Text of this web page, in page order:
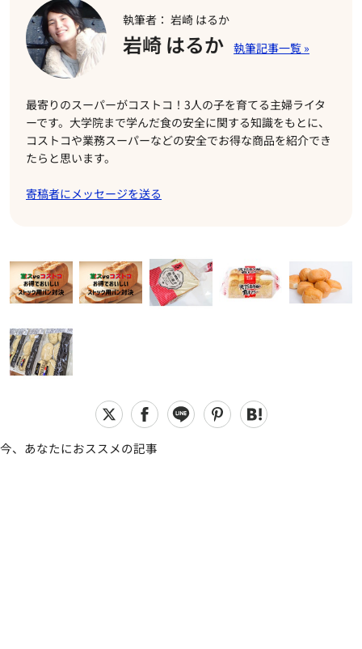
執筆者： 岩崎 はるか
岩崎 はるか
最寄りのスーパーがコストコ！3人の子を育てる主婦ライタ
ーです。大学院まで学んだ食の安全に関する知識をもとに、
コストコや業務スーパーなどの安全でお得な商品を紹介でき
たらと思います。
寄稿者にメッセージを送る
今、あなたにおススメの記事